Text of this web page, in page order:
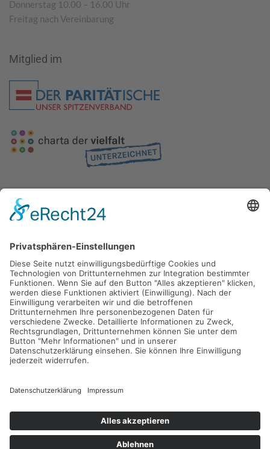
Donnerstag 10.00 – 16.00 Uhr
Freitag nach Vereinbarung
Mitglied im
Gefördert durch die
Freie und Hansestadt Hamburg
SUCHT.HAMBURG gGmbH